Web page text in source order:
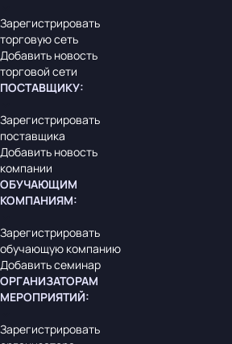
Зарегистрировать
торговую сеть
Добавить новость
торговой сети
ПОСТАВЩИКУ:
Зарегистрировать
поставщика
Добавить новость
компании
ОБУЧАЮЩИМ
КОМПАНИЯМ:
Зарегистрировать
обучающую компанию
Добавить семинар
ОРГАНИЗАТОРАМ
МЕРОПРИЯТИЙ:
Зарегистрировать